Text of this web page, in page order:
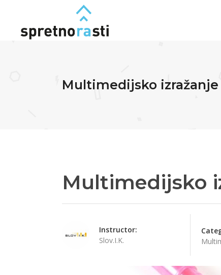
Multimedijsko izražanje
Multimedijsko
Instructor:
Slov.I.K.